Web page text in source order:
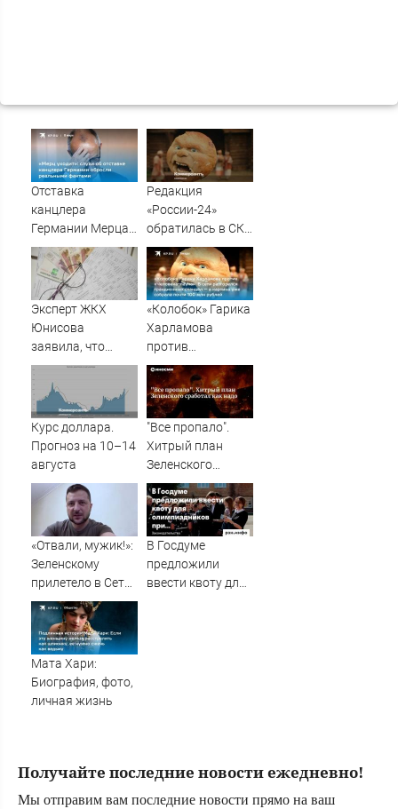
Отставка
канцлера
Германии Мерца:
последние
новости на 7
августа 2026 и
прогнозы
Редакция
«России-24»
обратилась в СКР
из-за травли
съемочной
группы «Колобка»
Эксперт ЖКХ
Юнисова
заявила, что
ремонт больше не
будет котловым
«Колобок» Гарика
Харламова
против
«Человека-паука»:
В сети разгорелся
грандиозный
скандал — а
картина уже
собрала почти
Курс доллара.
Прогноз на 10–14
августа
"Все пропало".
Хитрый план
Зеленского
сработал как
надо
«Отвали, мужик!»:
Зеленскому
прилетело в Сети
из-за визита в
Сербию
В Госдуме
предложили
ввести квоту для
Мата Хари:
Биография, фото,
личная жизнь
Получайте последние новости ежедневно!
Мы отправим вам последние новости прямо на ваш